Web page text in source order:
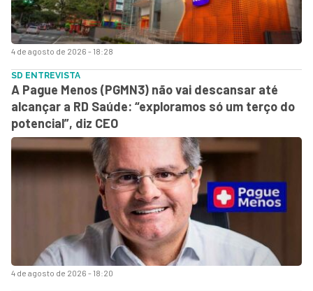
4 de agosto de 2026 - 18:28
4 de agosto de 2026 - 18:20
SD ENTREVISTA
A Pague Menos (PGMN3) não vai descansar até
alcançar a RD Saúde: “exploramos só um terço do
potencial”, diz CEO